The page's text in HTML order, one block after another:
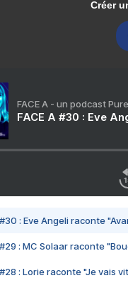
Créer
FACE A - un podcast
FACE A #30 : Eve
#30 : Eve Angeli raconte
#29 : MC Solaar raconte
#28 : Lorie raconte "Je vais